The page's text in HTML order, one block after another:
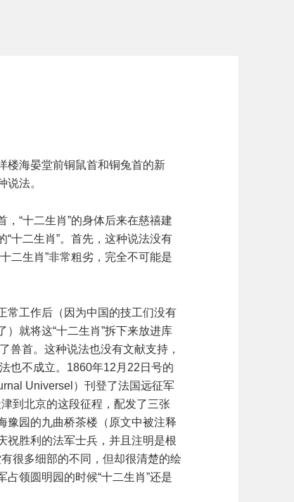
楼海晏堂前铜鼠首和铜兔首的新
说法。
“十二生肖”的身体后来在慈禧建
十二生肖”。首先，这种说法没有
二生肖”非常粗劣，完全不可能是
常工作后（因为中国的技工们没有
就将这“十二生肖”拆下来放进库
兽首。这种说法也没有文献支持，
也不成立。1860年12月22日号的
Universel）刊登了法国远征军
到北京的这段征程，配发了三张
豫园的九曲桥茶楼（原文中被注释
祝胜利的法军士兵，并且注明是根
很多细部的不同，但却很清楚的绘
占领圆明园的时候“十二生肖”还是